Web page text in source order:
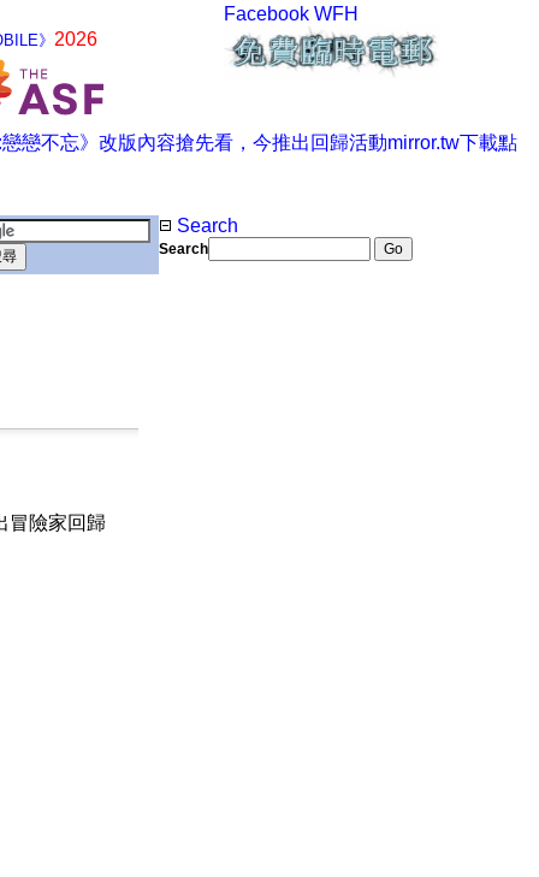
》 2026
Facebook WFH
冒險家回歸
Search
Search